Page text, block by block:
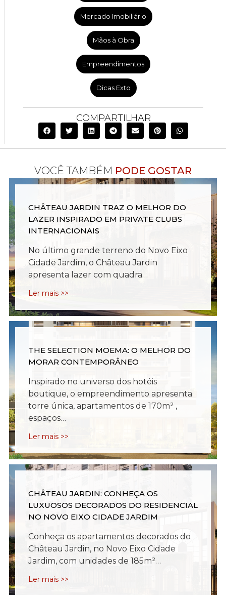
Mercado Imobiliário
Mãos à Obra
Empreendimentos
Dicas Exto
COMPARTILHAR
CHÂTEAU JARDIN TRAZ O MELHOR DO
LAZER INSPIRADO EM PRIVATE CLUBS
INTERNACIONAIS
No último grande terreno do Novo Eixo
Cidade Jardim, o Château Jardin
apresenta lazer com quadra…
Ler mais >>
THE SELECTION MOEMA: O MELHOR DO
MORAR CONTEMPORÂNEO
Inspirado no universo dos hotéis
boutique, o empreendimento apresenta
torre única, apartamentos de 170m² ,
espaços…
Ler mais >>
CHÂTEAU JARDIN: CONHEÇA OS
LUXUOSOS DECORADOS DO RESIDENCIAL
NO NOVO EIXO CIDADE JARDIM
Conheça os apartamentos decorados do
Château Jardin, no Novo Eixo Cidade
Jardim, com unidades de 185m²…
Ler mais >>
VOCÊ TAMBÉM PODE GOSTAR